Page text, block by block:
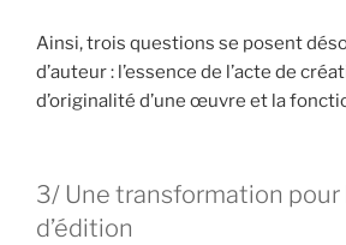
Ainsi, trois questions se posent
d’auteur : l’essence de l’acte de
d’originalité d’une œuvre et la
3/ Une transformation pour
d’édition